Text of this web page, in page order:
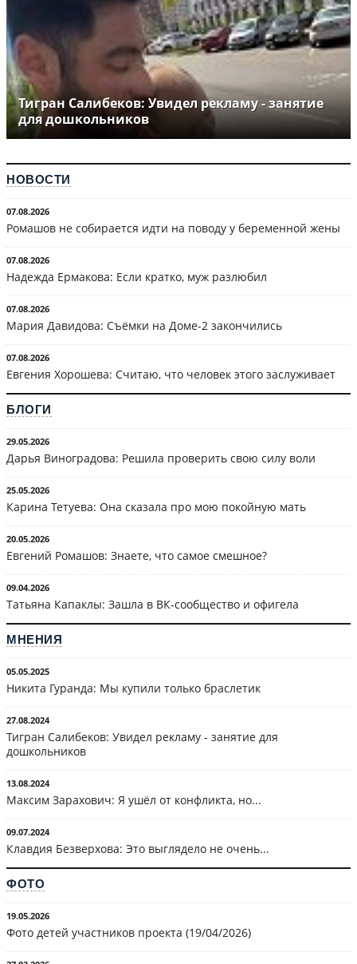
Тигран Салибеков: Увидел рекламу - занятие
для дошкольников
НОВОСТИ
07.08.2026
Ромашов не собирается идти на поводу у беременной жены
07.08.2026
Надежда Ермакова: Если кратко, муж разлюбил
07.08.2026
Мария Давидова: Съёмки на Доме-2 закончились
07.08.2026
Евгения Хорошева: Считаю, что человек этого заслуживает
БЛОГИ
29.05.2026
Дарья Виноградова: Решила проверить свою силу воли
25.05.2026
Карина Тетуева: Она сказала про мою покойную мать
20.05.2026
Евгений Ромашов: Знаете, что самое смешное?
09.04.2026
Татьяна Капаклы: Зашла в ВК-сообщество и офигела
МНЕНИЯ
05.05.2025
Никита Гуранда: Мы купили только браслетик
27.08.2024
Тигран Салибеков: Увидел рекламу - занятие для
дошкольников
13.08.2024
Максим Зарахович: Я ушёл от конфликта, но...
09.07.2024
Клавдия Безверхова: Это выглядело не очень...
ФОТО
19.05.2026
Фото детей участников проекта (19/04/2026)